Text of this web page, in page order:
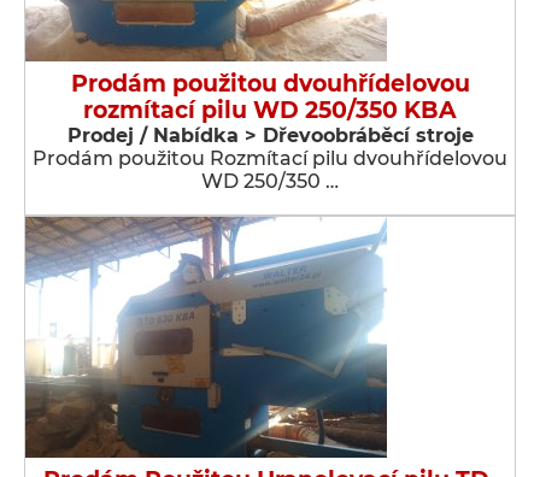
Prodám použitou dvouhřídelovou
rozmítací pilu WD 250/350 KBA
Prodej / Nabídka > Dřevoobráběcí stroje
Prodám použitou Rozmítací pilu dvouhřídelovou
WD 250/350 …